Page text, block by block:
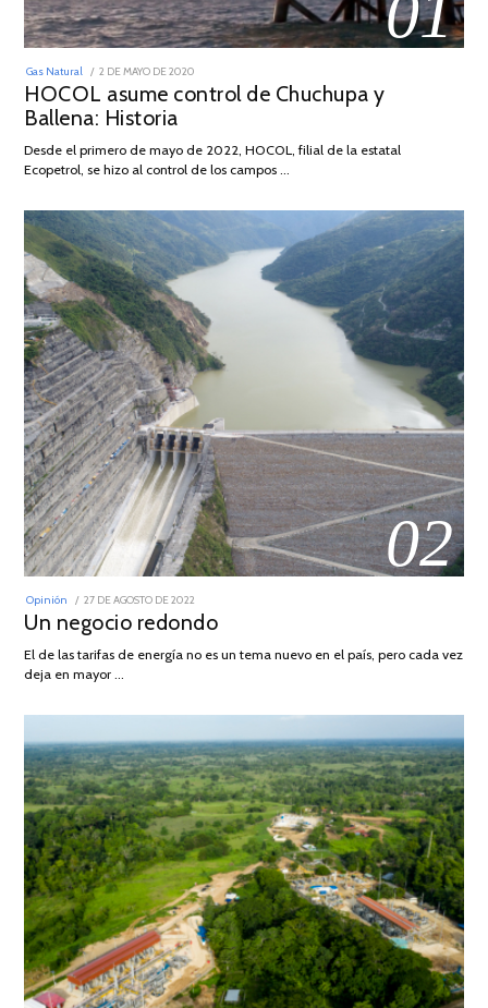
Gas Natural
POSTED
2 DE MAYO DE 2020
DE
FEBRERO
HOCOL asume control de Chuchupa y
Ballena: Historia
Desde el primero de mayo de 2022, HOCOL, filial de la estatal
Ecopetrol, se hizo al control de los campos …
02
Opinión
POSTED
27 DE AGOSTO DE 2022
DE
AGOSTO
Un negocio redondo
El de las tarifas de energía no es un tema nuevo en el país, pero cada vez
deja en mayor …